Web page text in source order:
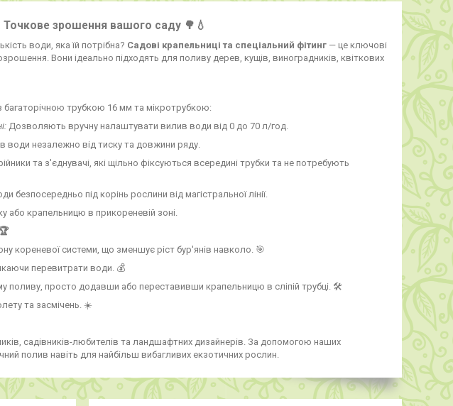
Точкове зрошення вашого саду 🌳💧
води, яка їй потрібна? Садові крапельниці та спеціальний фітинг — це ключові
Вони ідеально підходять для поливу дерев, кущів, виноградників, квіткових
багаторічною трубкою 16 мм та мікротрубкою:
Дозволяють вручну налаштувати вилив води від 0 до 70 л/год.
води незалежно від тиску та довжини ряду.
та з'єднувачі, які щільно фіксуються всередині трубки та не потребують
безпосередньо під корінь рослини від магістральної лінії.
або крапельницю в прикореневій зоні.
кореневої системи, що зменшує ріст бур'янів навколо. 🎯
перевитрати води. 💰
поливу, просто додавши або переставивши крапельницю в сліпій трубці. 🛠️
та засмічень. ☀️
садівників-любителів та ландшафтних дизайнерів. За допомогою наших
полив навіть для найбільш вибагливих екзотичних рослин.